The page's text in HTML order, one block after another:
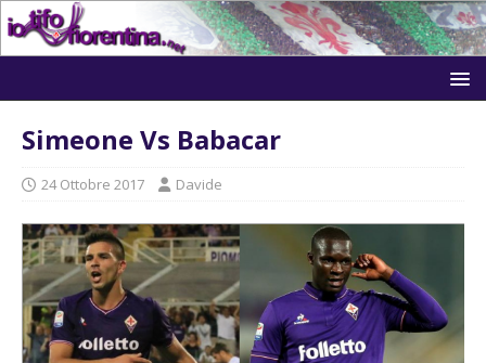
Simeone Vs Babacar
24 Ottobre 2017 Davide